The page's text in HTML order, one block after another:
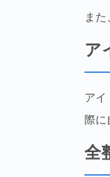
ま
ア
アイ
際に
全